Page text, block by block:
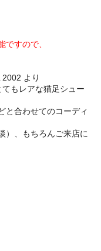
ですので、
より
もレアな猫足シュー
と合わせてのコーディ
）、もちろんご来店に